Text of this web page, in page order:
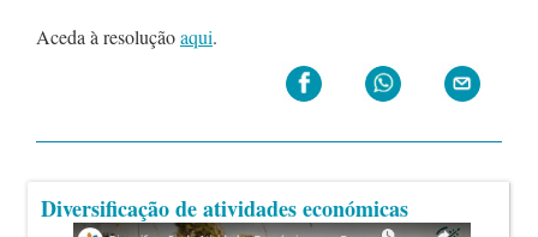
Aceda à resoluçãoaqui.
Diversificação de atividades económicas